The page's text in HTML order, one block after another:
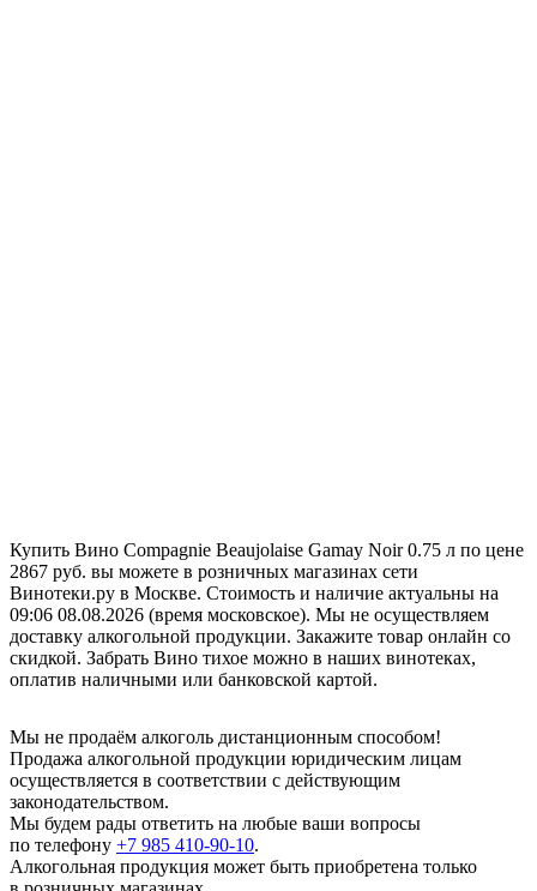
Купить Вино Compagnie Beaujolaise Gamay Noir 0.75 л по цене
2867 руб. вы можете в розничных магазинах сети
Винотеки.ру в Москве. Стоимость и наличие актуальны на
09:06 08.08.2026 (время московское). Мы не осуществляем
доставку алкогольной продукции. Закажите товар онлайн со
скидкой. Забрать Вино тихое можно в наших винотеках,
оплатив наличными или банковской картой.
Мы не продаём алкоголь дистанционным способом!
Продажа алкогольной продукции юридическим лицам
осуществляется в соответствии с действующим
законодательством.
Мы будем рады ответить на любые ваши вопросы
по телефону +7 985 410-90-10.
Алкогольная продукция может быть приобретена только